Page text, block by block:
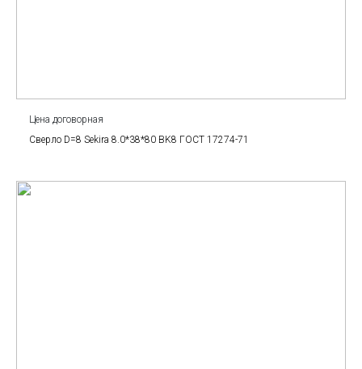
Цена договорная
Сверло D=8 Sekira 8.0*38*80 BK8 ГОСТ 17274-71